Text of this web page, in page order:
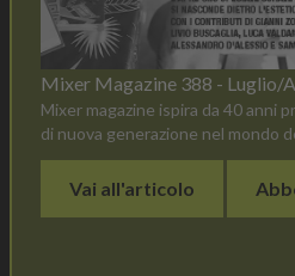
Mixer Magazine 388 - Luglio/
Mixer magazine ispira da 40 anni
di nuova generazione nel mondo
Vai all'articolo